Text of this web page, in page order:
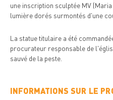
une inscription sculptée MV
lumière dorés surmontés d'une
La statue titulaire a été
procurateur responsable de
sauvé de la peste.
INFORMATIONS SUR LE